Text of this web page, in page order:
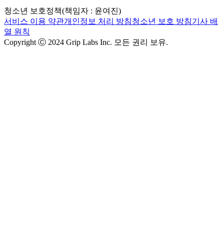
청소년 보호정책(책임자 : 윤여진)
서비스 이용 약관개인정보 처리 방침청소년 보호 방침기사 배
열 원칙
Copyright Ⓒ 2024 Grip Labs Inc. 모든 권리 보유.